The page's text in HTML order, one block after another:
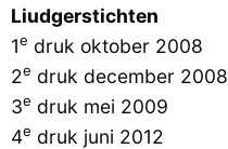
Liudgerstichten
1e druk oktober 2008
2e druk december 2008
3e druk mei 2009
4e druk juni 2012